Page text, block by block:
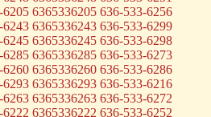
6365336205 636-533-6256
6365336243 636-533-6299
6365336245 636-533-6298
6365336285 636-533-6273
6365336260 636-533-6286
6365336293 636-533-6216
6365336263 636-533-6272
6365336222 636-533-6252